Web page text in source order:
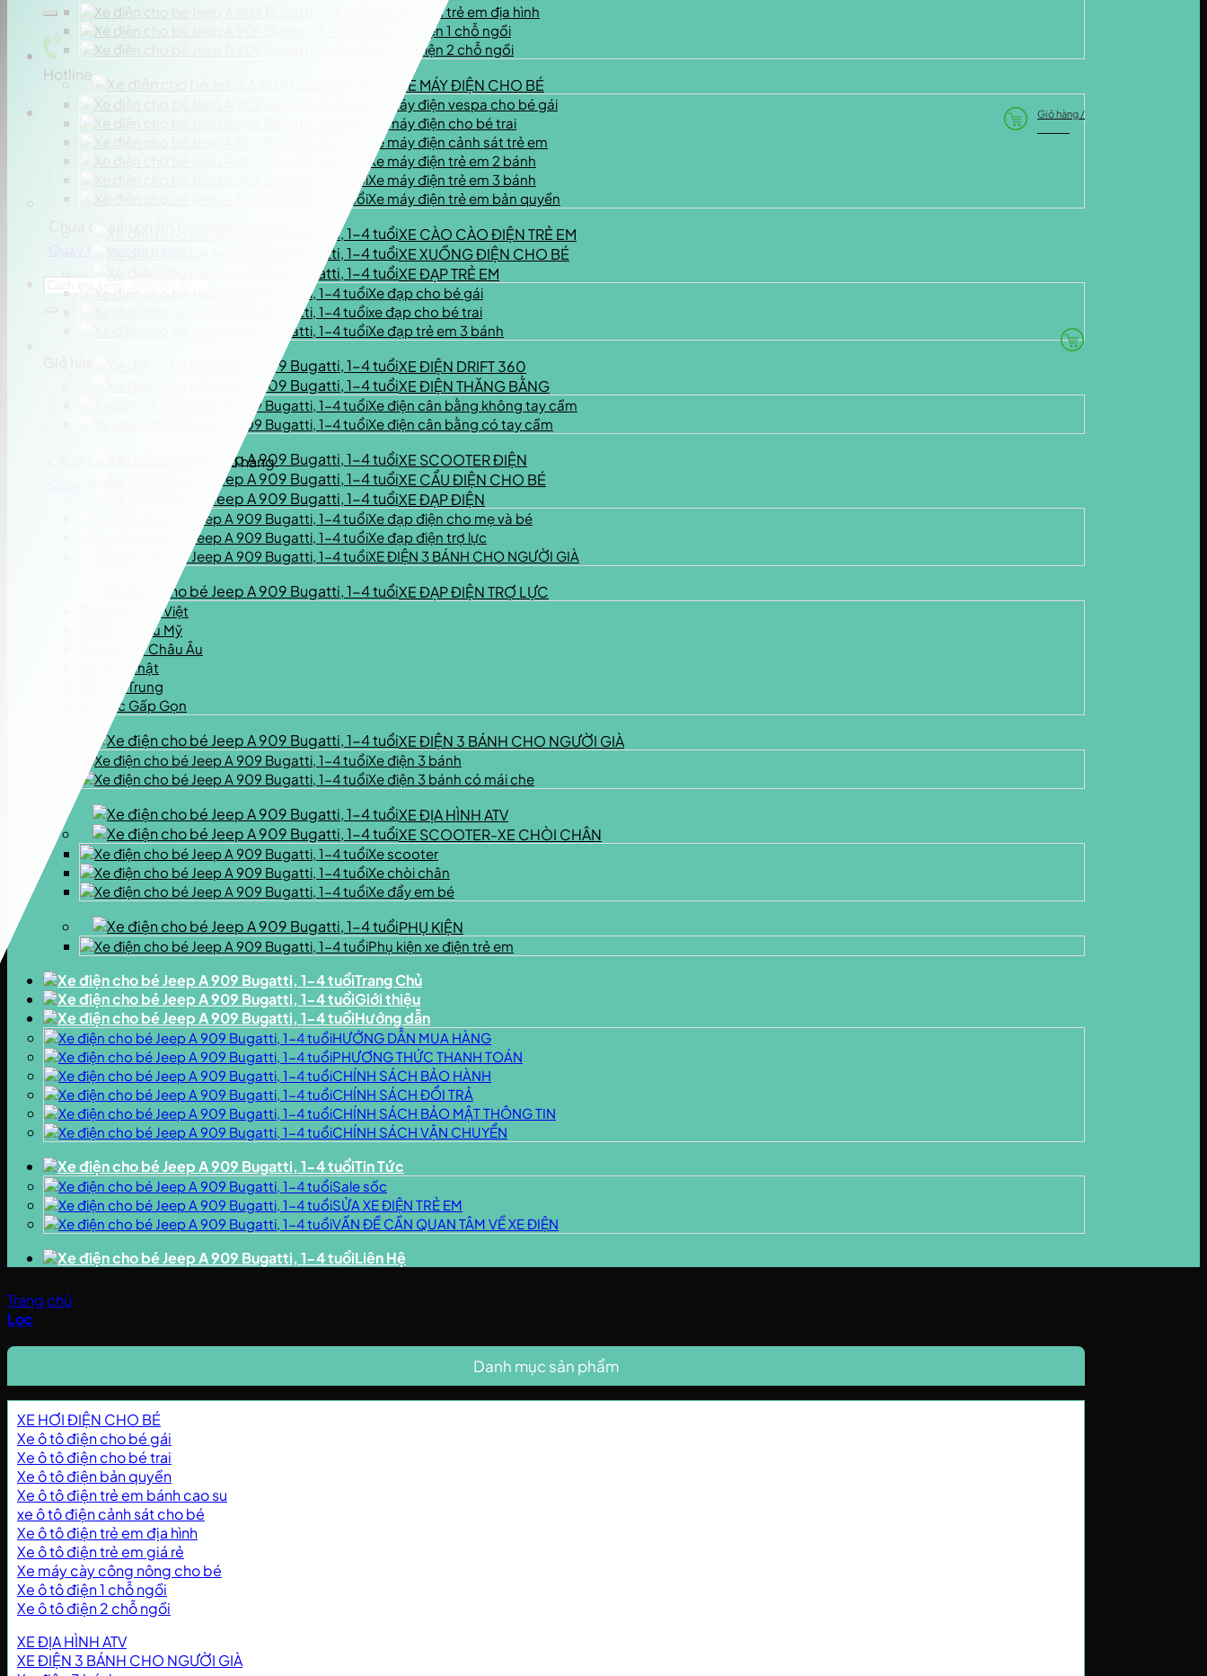
Hotline
0937.222.487
Giỏ hàng /
Chưa có sản phẩm trong giỏ hàng.
Quay trở lại cửa hàng
Tìm
Chưa có sản phẩm trong giỏ hàng.
Xe ô tô điện trẻ em địa hình
Xe ô tô điện 1 chỗ ngồi
Xe ô tô điện 2 chỗ ngồi
XE MÁY ĐIỆN CHO BÉ
Xe máy điện vespa cho bé gái
Xe máy điện cho bé trai
Xe máy điện cảnh sát trẻ em
Xe máy điện trẻ em 2 bánh
Xe máy điện trẻ em 3 bánh
Xe máy điện trẻ em bản quyền
XE CÀO CÀO ĐIỆN TRẺ EM
XE XUỒNG ĐIỆN CHO BÉ
XE ĐẠP TRẺ EM
Xe đạp cho bé gái
xe đạp cho bé trai
Xe đạp trẻ em 3 bánh
XE ĐIỆN DRIFT 360
XE ĐIỆN THĂNG BẰNG
Xe điện cân bằng không tay cầm
Xe điện cân bằng có tay cầm
XE SCOOTER ĐIỆN
XE CẨU ĐIỆN CHO BÉ
XE ĐẠP ĐIỆN
Xe đạp điện cho mẹ và bé
Xe đạp điện trợ lực
XE ĐIỆN 3 BÁNH CHO NGƯỜI GIÀ
XE ĐẠP ĐIỆN TRỢ LỰC
Thương Hiệu Việt
Thương Hiệu Mỹ
Hàng xuất Châu Âu
Nội Địa Nhật
Nội Địa Trung
Trợ Lực Gấp Gọn
XE ĐIỆN 3 BÁNH CHO NGƯỜI GIÀ
Xe điện 3 bánh
Xe điện 3 bánh có mái che
XE ĐỊA HÌNH ATV
XE SCOOTER-XE CHÒI CHÂN
Xe scooter
Xe chòi chân
Xe đẩy em bé
PHỤ KIỆN
Phụ kiện xe điện trẻ em
Trang Chủ
Giới thiệu
Hướng dẫn
HƯỚNG DẪN MUA HÀNG
PHƯƠNG THỨC THANH TOÁN
CHÍNH SÁCH BẢO HÀNH
CHÍNH SÁCH ĐỔI TRẢ
CHÍNH SÁCH BẢO MẬT THÔNG TIN
CHÍNH SÁCH VẬN CHUYỂN
Tin Tức
Sale sốc
SỬA XE ĐIỆN TRẺ EM
VẤN ĐỀ CẦN QUAN TÂM VỀ XE ĐIỆN
Liên Hệ
Trang chủ
Lọc
Danh mục sản phẩm
XE HƠI ĐIỆN CHO BÉ
Xe ô tô điện cho bé gái
Xe ô tô điện cho bé trai
Xe ô tô điện bản quyền
Xe ô tô điện trẻ em bánh cao su
xe ô tô điện cảnh sát cho bé
Xe ô tô điện trẻ em địa hình
Xe ô tô điện trẻ em giá rẻ
Xe máy cày công nông cho bé
Xe ô tô điện 1 chỗ ngồi
Xe ô tô điện 2 chỗ ngồi
XE ĐỊA HÌNH ATV
XE ĐIỆN 3 BÁNH CHO NGƯỜI GIÀ